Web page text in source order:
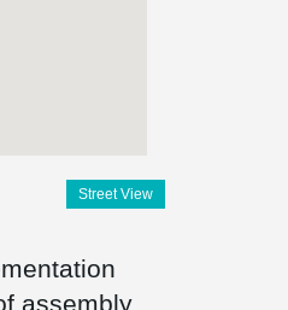
Street View
assembly